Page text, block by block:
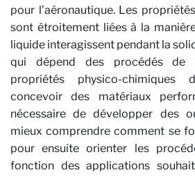
pour l’aéronautique. Les
sont étroitement liées à la
liquide interagissent pendant la
qui dépend des procédés de
propriétés physico-chimiques
concevoir des matériaux
nécessaire de développer des
mieux comprendre comment se
pour ensuite orienter les
fonction des applications